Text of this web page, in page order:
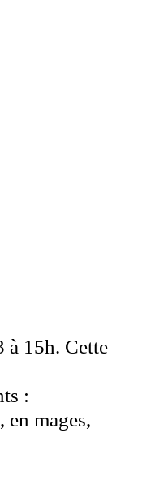
à 15h. Cette
:
en mages,